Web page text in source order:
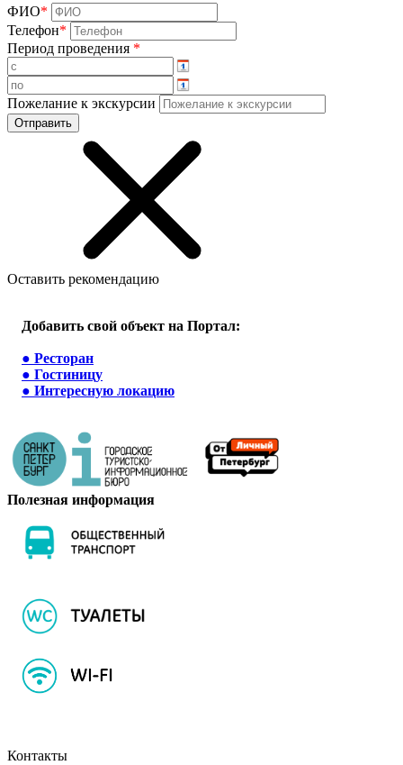
ФИО*
Телефон*
Период проведения *
Пожелание к экскурсии
Оставить рекомендацию
Добавить свой объект на Портал:
● Ресторан
● Гостиницу
● Интересную локацию
Полезная информация
Контакты